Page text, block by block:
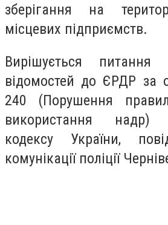
зберігання на
місцевих підприємств.
Вирішується
відомостей до ЄРДР за
240 (Порушення
використання надр)
кодексу України,
комунікації поліції